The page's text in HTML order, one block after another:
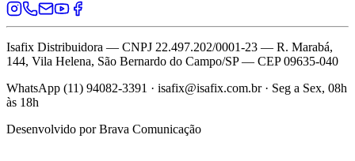
Isafix Distribuidora — CNPJ 22.497.202/0001-23 — R. Marabá,
144, Vila Helena, São Bernardo do Campo/SP — CEP 09635-040
WhatsApp (11) 94082-3391 · isafix@isafix.com.br · Seg a Sex, 08h
às 18h
Desenvolvido porBrava Comunicação